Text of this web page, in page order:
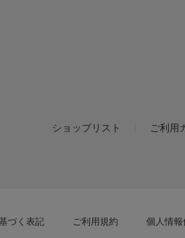
ショップリスト ご利用
づく表記 ご利用規約 個人情